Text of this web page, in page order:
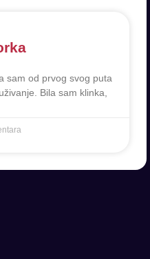
sam od prvog svog puta
Bila sam klinka,